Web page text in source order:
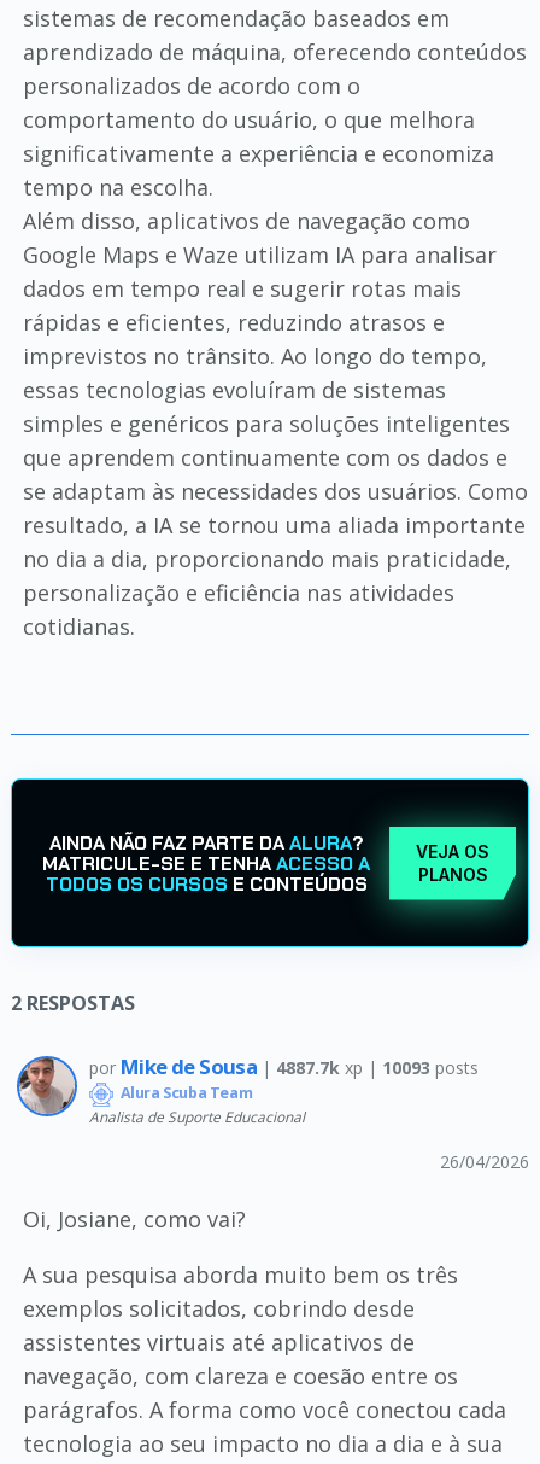
sistemas de recomendação baseados em
aprendizado de máquina, oferecendo conteúdos
personalizados de acordo com o
comportamento do usuário, o que melhora
significativamente a experiência e economiza
tempo na escolha.
Além disso, aplicativos de navegação como
Google Maps e Waze utilizam IA para analisar
dados em tempo real e sugerir rotas mais
rápidas e eficientes, reduzindo atrasos e
imprevistos no trânsito. Ao longo do tempo,
essas tecnologias evoluíram de sistemas
simples e genéricos para soluções inteligentes
que aprendem continuamente com os dados e
se adaptam às necessidades dos usuários. Como
resultado, a IA se tornou uma aliada importante
no dia a dia, proporcionando mais praticidade,
personalização e eficiência nas atividades
cotidianas.
AINDA NÃO FAZ PARTE DAALURA?
MATRICULE-SE E TENHAACESSO A
TODOS OS CURSOS E CONTEÚDOS
VEJA OS
PLANOS
2 RESPOSTAS
por Mike de Sousa | 4887.7kxp | 10093 posts
Alura Scuba Team
Analista de Suporte Educacional
26/04/2026
Oi, Josiane, como vai?
A sua pesquisa aborda muito bem os três
exemplos solicitados, cobrindo desde
assistentes virtuais até aplicativos de
navegação, com clareza e coesão entre os
parágrafos. A forma como você conectou cada
tecnologia ao seu impacto no dia a dia e à sua